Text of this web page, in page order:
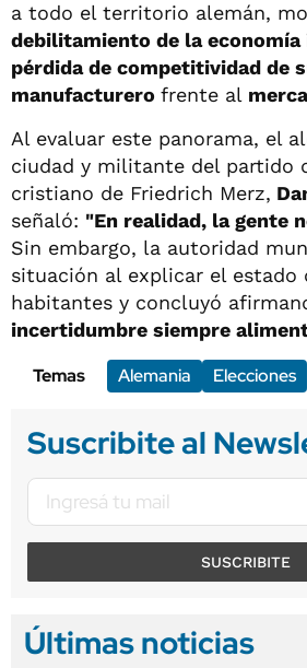
a todo el territorio alemán,
debilitamiento de la
pérdida de competitividad de
manufacturero frente al
Al evaluar este panorama, el
ciudad y militante del partido
cristiano de Friedrich Merz,
señaló: "En realidad, la gente
Sin embargo, la autoridad
situación al explicar el estado
habitantes y concluyó
incertidumbre siempre
Temas
Alemania Elecciones
Suscribite al
SUSCRIBITE
Últimas noticias